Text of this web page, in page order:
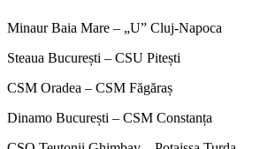
Minaur Baia Mare – „U” Cluj-Napoca
Steaua București – CSU Pitești
CSM Oradea – CSM Făgăraș
Dinamo București – CSM Constanța